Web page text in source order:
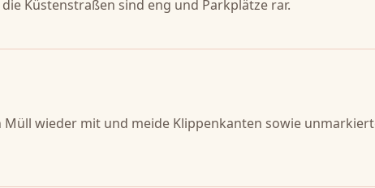
Küstenstraßen sind eng und Parkplätze rar.
wieder mit und meide Klippenkanten sowie